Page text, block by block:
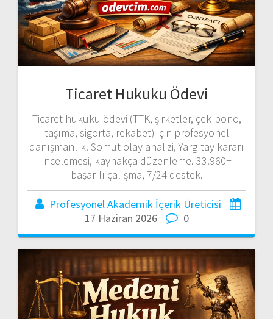
Ticaret Hukuku Ödevi
Ticaret hukuku ödevi (TTK, şirketler, çek-bono,
taşıma, sigorta, rekabet) için profesyonel
danışmanlık. Somut olay analizi, Yargıtay kararı
incelemesi, kaynakça düzenleme. 33.960+
başarılı çalışma, 7/24 destek.
Profesyonel Akademik İçerik Üreticisi
17 Haziran 2026
0